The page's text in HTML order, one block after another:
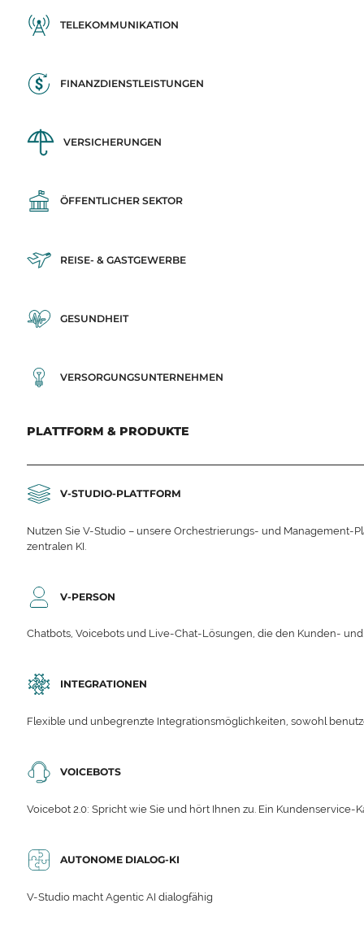
TELEKOMMUNIKATION
FINANZDIENSTLEISTUNGEN
VERSICHERUNGEN
ÖFFENTLICHER SEKTOR
REISE- & GASTGEWERBE
GESUNDHEIT
VERSORGUNGSUNTERNEHMEN
PLATTFORM & PRODUKTE
V-STUDIO-PLATTFORM
Nutzen Sie V-Studio – unsere Orchestrierungs- und
zentralen KI.
V-PERSON
Chatbots, Voicebots und Live-Chat-Lösungen, die den Kunden-
INTEGRATIONEN
Flexible und unbegrenzte Integrationsmöglichkeiten, sowohl
VOICEBOTS
Voicebot 2.0: Spricht wie Sie und hört Ihnen zu. Ein Kundenservice-
AUTONOME DIALOG-KI
V-Studio macht Agentic AI dialogfähig